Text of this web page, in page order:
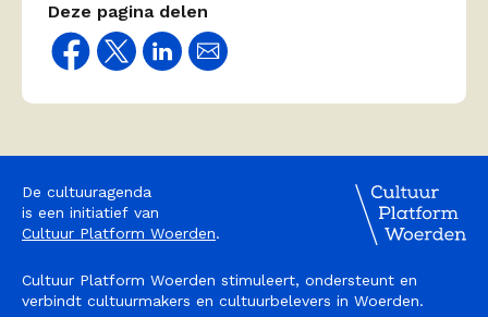
Deze pagina delen
De cultuuragenda
is een initiatief van
Cultuur Platform Woerden.
Cultuur Platform Woerden stimuleert, ondersteunt en
verbindt cultuurmakers en cultuurbelevers in Woerden.